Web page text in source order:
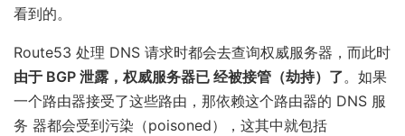
看到的。
Route53 处理 DNS 请求时都会去查询权威服务器，而此时
由于 BGP 泄露，权威服务器已 经被接管（劫持）了。如果
一个路由器接受了这些路由，那依赖这个路由器的 DNS 服
务 器都会受到污染（poisoned），这其中就包括